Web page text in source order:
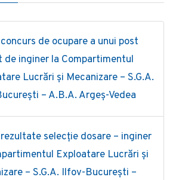
de ocupare a unui post
de inginer la Compartimentul
Lucrări și Mecanizare – S.G.A.
– A.B.A. Argeș-Vedea
selecție dosare – inginer
Exploatare Lucrări și
– S.G.A. Ilfov-București –